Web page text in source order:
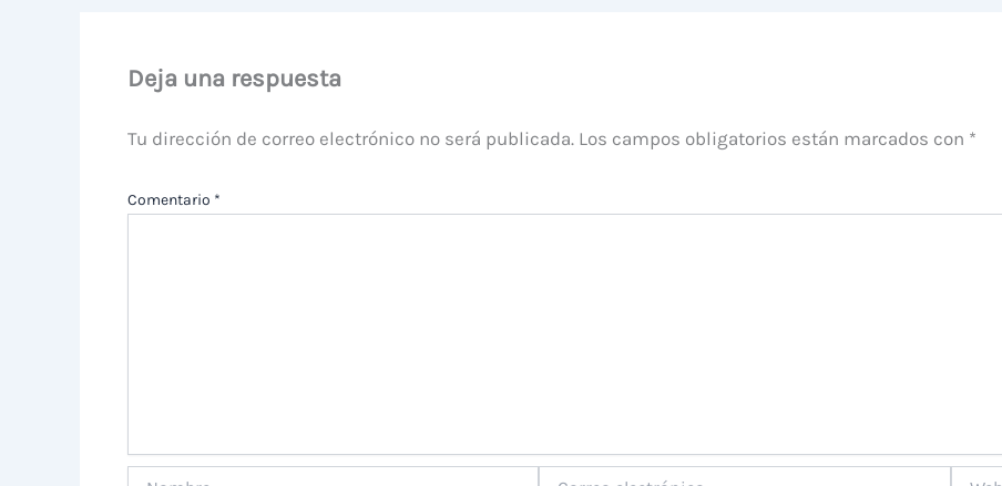
Deja una respuesta
Tu dirección de correo electrónico no será publicada. Los campos obligatorios están marcados con *
Comentario *